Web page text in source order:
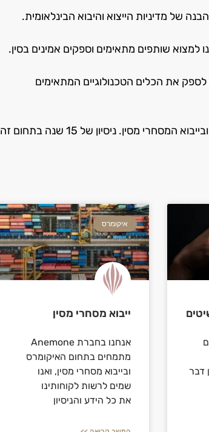
של מדיניות הייצוא והיבוא הבינלאומית.
למצוא שותפים מתאימים וספקים אמינים בסין.
לספק את הכלים הטכנולוגיים המתאימים
באנמונה, אנו משתדלים לספק ללקוחותינו את הייעוץ, השירות והידע הדרושים כדי להצליח בעולם האיקומרס ובייבוא המסחרי מסין. ניסיון של 15 שנה בתחום זה
דבר
איקומרס
ייבוא מסחרי מסין
אנחנו בחברת Anemone
מתמחים בתחום האיקומרס
ובייבוא מסחרי מסין, ואנו
שמים לרשות לקוחותינו
את כל הידע והניסיון